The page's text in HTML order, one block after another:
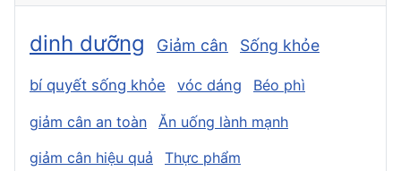
dinh dưỡng Giảm cân Sống khỏe
bí quyết sống khỏe vóc dáng Béo phì
giảm cân an toàn
Ăn uống lành mạnh
giảm cân hiệu quả
Thực phẩm